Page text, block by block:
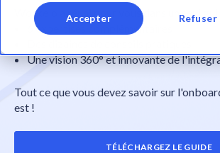
Accepter Refuser
Workelo a réuni pour vous dans un seul
6 expertises complémentaires
Une vision 360° et innovante de
Tout ce que vous devez savoir sur
est !
TÉLÉCHARGEZ LE GUIDE